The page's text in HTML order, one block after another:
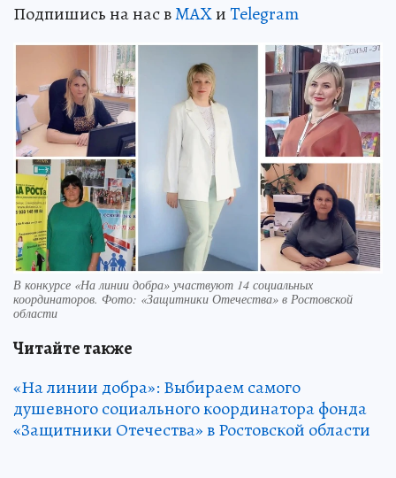
Подпишись на нас вMAXиTelegram
В конкурсе «На линии добра» участвуют 14 социальных
координаторов. Фото: «Защитники Отечества» в Ростовской
области
Читайте также
«На линии добра»: Выбираем самого
душевного социального координатора фонда
«Защитники Отечества» в Ростовской области